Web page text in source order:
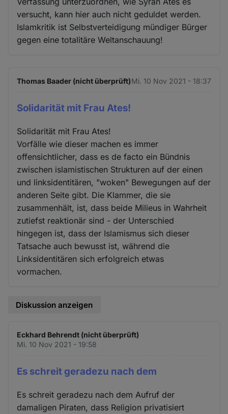
versucht, kann hier auch nicht geduldet werden.
Islamkritik ist Selbstverteidigung mündiger Bürger
gegen eine totalitäre Weltanschauung!
Thomas Baader (nicht überprüft)Mi. 10 Nov 2021 - 18:37
Solidarität mit Frau Ates!
Solidarität mit Frau Ates!
Vorfälle wie dieser machen es immer
offensichtlicher, dass es de facto ein Bündnis
zwischen islamistischen Strukturen auf der einen
und linksidentitären, "woken" Bewegungen auf der
anderen Seite gibt. Die Klammer, die sie
zusammenhält, ist, dass beide Milieus in Wahrheit
zutiefst reaktionär sind - der Unterschied
hingegen ist, dass der Islamismus sich dieser
Tatsache auch bewusst ist, während die
Linksidentitären sich erfolgreich etwas
vormachen.
Diskussion anzeigen
Eckhard Behrendt (nicht überprüft)
Mi. 10 Nov 2021 - 19:58
Es schreit geradezu nach dem
Es schreit geradezu nach dem Aufruf der
damaligen Piraten, dass Religion privatisiert